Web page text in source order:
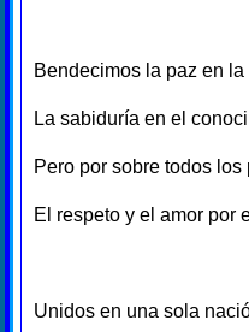
Bendecimos la paz en
La sabiduría en el
Pero por sobre todos los
El respeto y el amor por
Unidos en una sola